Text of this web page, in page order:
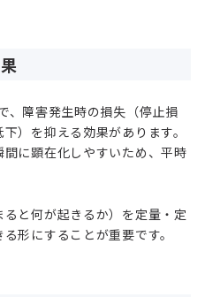
、障害発生時の損失（停止損
）を抑える効果があります。
に顕在化しやすいため、平時
と何が起きるか）を定量・定
形にすることが重要です。